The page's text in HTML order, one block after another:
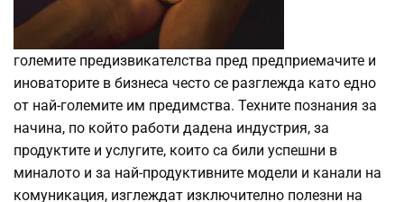
големите предизвикателства пред предприемачите и
иноваторите в бизнеса често се разглежда като едно
от най-големите им предимства. Техните познания за
начина, по който работи дадена индустрия, за
продуктите и услугите, които са били успешни в
миналото и за най-продуктивните модели и канали на
комуникация, изглеждат изключително полезни на